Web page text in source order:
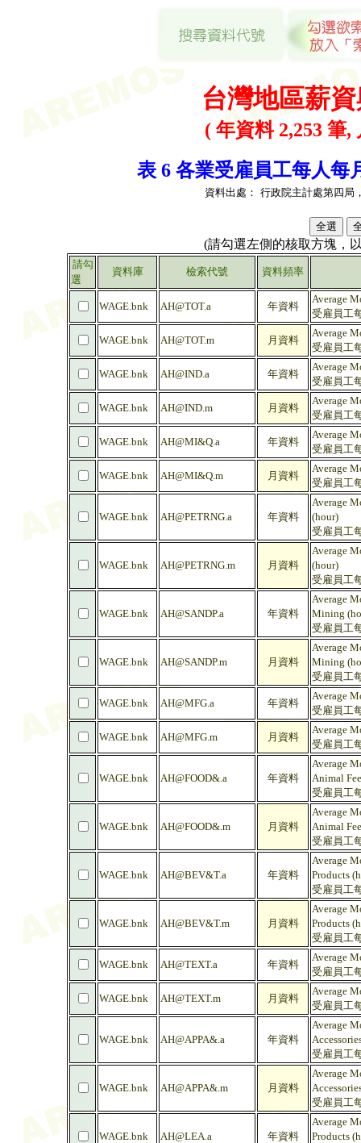
台灣地區薪
( 年資料 2,253 筆,
表 6 各業受雇員工每人每
資料出處： 行政院主計處第四局
(請勾選左側的核取方塊，
請勾
選
資料庫 檢索代號 資料頻率
WAGE.bnk AH@TOT.a 年資料
Average
受雇員工
WAGE.bnk AH@TOT.m 月資料
Average
受雇員工
WAGE.bnk AH@IND.a 年資料
Average
受雇員工
WAGE.bnk AH@IND.m 月資料
Average
受雇員工
WAGE.bnk AH@MI&Q.a 年資料
Average
受雇員工
WAGE.bnk AH@MI&Q.m 月資料
Average
受雇員工
WAGE.bnk AH@PETRNG.a 年資料
Average
(hour)
受雇員工
WAGE.bnk AH@PETRNG.m 月資料
Average
(hour)
受雇員工
WAGE.bnk AH@SANDP.a 年資料
Average
Mining
受雇員工
WAGE.bnk AH@SANDP.m 月資料
Average
Mining
受雇員工
WAGE.bnk AH@MFG.a 年資料
Average
受雇員工
WAGE.bnk AH@MFG.m 月資料
Average
受雇員工
WAGE.bnk AH@FOOD&.a 年資料
Average
Animal
受雇員工
WAGE.bnk AH@FOOD&.m 月資料
Average
Animal
受雇員工
WAGE.bnk AH@BEV&T.a 年資料
Average
Products
受雇員工
WAGE.bnk AH@BEV&T.m 月資料
Average
Products
受雇員工
WAGE.bnk AH@TEXT.a 年資料
Average
受雇員工
WAGE.bnk AH@TEXT.m 月資料
Average
受雇員工
WAGE.bnk AH@APPA&.a 年資料
Average
受雇員工
WAGE.bnk AH@APPA&.m 月資料
Average
受雇員工
WAGE.bnk AH@LEA.a 年資料
Average
Products